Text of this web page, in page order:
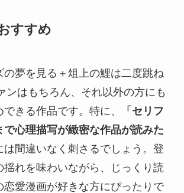
すすめ
の夢を見る＋俎上の鯉は二度跳ね
ンはもちろん、それ以外の方にも
きる作品です。特に、
「セリフ
で心理描写が緻密な作品が読みた
は間違いなく刺さるでしょう。登
揺れを味わいながら、じっくり読
恋愛漫画が好きな方にぴったりで